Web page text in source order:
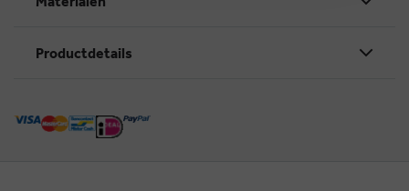
Productdetails